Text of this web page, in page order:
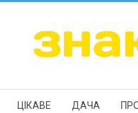
ЗНАЮ
ЦІКАВЕ ДАЧА